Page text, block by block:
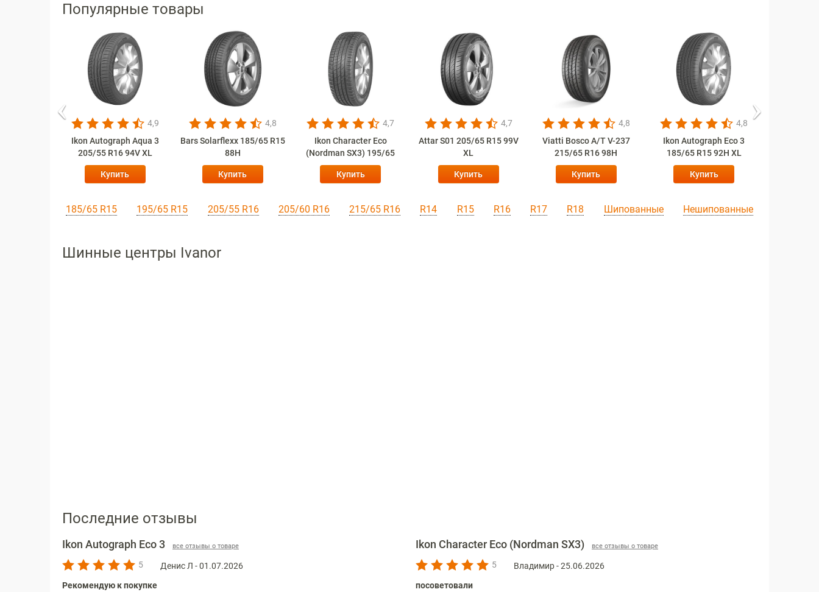
Популярные товары
Prev 4,9
Ikon Autograph Aqua 3
205/55 R16 94V XL
Купить
4,8
Bars Solarflexx 185/65 R15
88H
Купить
4,7
Ikon Character Eco
(Nordman SX3) 195/65
R15 91H
Купить
4,7
Attar S01 205/65 R15 99V
XL
Купить
4,8
Viatti Bosco A/T V-237
215/65 R16 98H
Купить
4,8
Ikon Autograph Eco 3
185/65 R15 92H XL
Купить
185/65 R15 195/65 R15 205/55 R16 205/60 R16 215/65 R16 R14 R15 R16 R17 R18 Шипованные Нешипованные
Шинные центры Ivanor
Последние отзывы
Ikon Autograph Eco 3 все отзывы о товаре
5
Денис Л - 01.07.2026
Рекомендую к покупке
Ikon Character Eco (Nordman SX3) все отзывы о товаре
5
Владимир - 25.06.2026
посоветовали